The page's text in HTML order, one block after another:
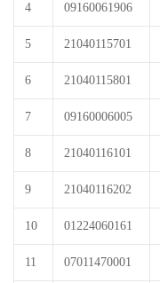
4 09160061906
5 21040115701
6 21040115801
7 09160006005
8 21040116101
9 21040116202
10 01224060161
11 07011470001